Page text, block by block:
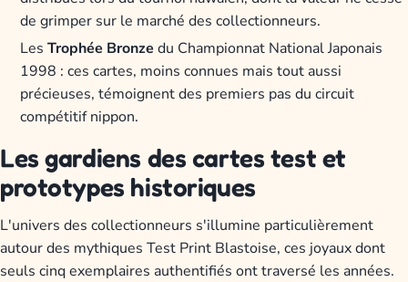
de grimper sur le marché des collectionneurs.
LesTrophée Bronze du Championnat National Japonais
1998 : ces cartes, moins connues mais tout aussi
précieuses, témoignent des premiers pas du circuit
compétitif nippon.
Les gardiens des cartes test et
prototypes historiques
L'univers des collectionneurs s'illumine particulièrement
autour des mythiques Test Print Blastoise, ces joyaux dont
seuls cinq exemplaires authentifiés ont traversé les années.